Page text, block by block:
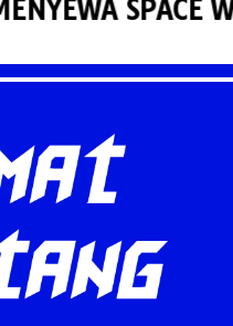
SPACE WEB